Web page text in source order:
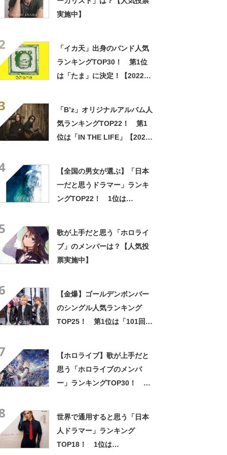
実施中】
「イカ天」出身のバンド人気
ランキングTOP30！ 第1位
は「たま」に決定！【2022年
「B’z」オリジナルアルバム人
気ランキングTOP22！ 第1
位は「IN THE LIFE」【2023
【全国の男女が選ぶ】「日本
一だと思うドラマー」ランキ
ングTOP22！ 1位は
歌が上手だと思う「ホロライ
ブ」のメンバーは？【人気投
票実施中】
【金爆】ゴールデンボンバー
のシングル人気ランキング
TOP25！ 第1位は「101回目
【ホロライブ】歌が上手だと
思う「ホロライブのメンバ
ー」ランキングTOP30！ 第
世界で通用すると思う「日本
人ドラマー」ランキング
TOP18！ 1位は